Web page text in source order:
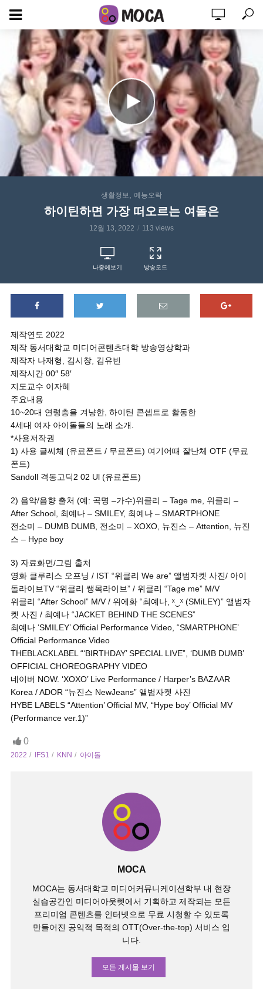
생활정보 예능오락
하이틴하면 가장 떠오르는 여돌은
12월 13, 2022 113 views
나중에보기 방송모드
제작연도 2022
제작 동서대학교 미디어콘텐츠대학 방송영상학과
제작자 나재형, 김시창, 김유빈
제작시간 00″ 58′
지도교수 이자혜
주요내용
10~20대 연령층을 겨냥한, 하이틴 콘셉트로 활동한
4세대 여자 아이돌들의 노래 소개.
*사용저작권
1) 사용 글씨체 (유료폰트 / 무료폰트) 여기어때 잘난체 OTF (무료
폰트)
Sandoll 격동고딕2 02 Ul (유료폰트)
2) 음악/음향 출처 (예: 곡명 –가수)위클리 – Tage me, 위클리 –
After School, 최예나 – SMILEY, 최예나 – SMARTPHONE
전소미 – DUMB DUMB, 전소미 – XOXO, 뉴진스 – Attention, 뉴진
스 – Hype boy
3) 자료화면/그림 출처
영화 클루리스 오프닝 / IST “위클리 We are” 앨범자켓 사진/ 아이
돌라이브TV “위클리 쌩목라이브” / 위클리 “Tage me” M/V
위클리 “After School” M/V / 위에화 “최예나, ˣ‿ˣ (SMiLEY)” 앨범자
켓 사진 / 최예나 “JACKET BEHIND THE SCENES”
최예나 ‘SMILEY’ Official Performance Video, “SMARTPHONE’
Official Performance Video
THEBLACKLABEL “‘BIRTHDAY’ SPECIAL LIVE”, ‘DUMB DUMB’
OFFICIAL CHOREOGRAPHY VIDEO
네이버 NOW. ‘XOXO’ Live Performance / Harper’s BAZAAR
Korea / ADOR “뉴진스 NewJeans” 앨범자켓 사진
HYBE LABELS “Attention’ Official MV, “Hype boy’ Official MV
(Performance ver.1)”
0
2022 IFS1 KNN 아이돌
MOCA
MOCA는 동서대학교 미디어커뮤니케이션학부 내 현장
실습공간인 미디어아웃렛에서 기획하고 제작되는 모든
프리미엄 콘텐츠를 인터넷으로 무료 시청할 수 있도록
만들어진 공익적 목적의 OTT(Over-the-top) 서비스 입
니다.
모든 게시물 보기